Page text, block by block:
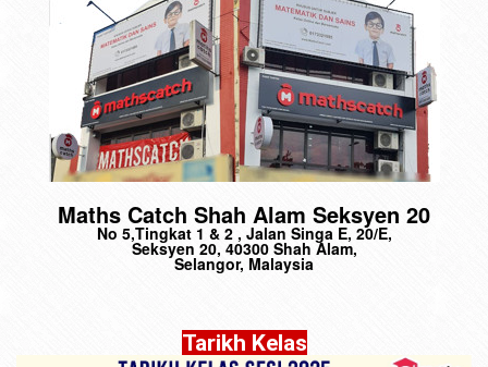
Maths Catch Shah Alam Seksyen 20
No 5,Tingkat 1 & 2 , Jalan Singa E, 20/E,
Seksyen 20, 40300 Shah Alam,
Selangor, Malaysia
Tarikh Kelas